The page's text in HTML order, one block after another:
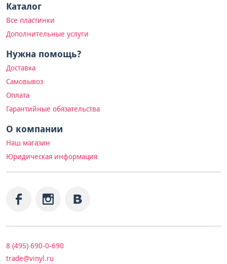
Каталог
Все пластинки
Дополнительные услуги
Нужна помощь?
Доставка
Самовывоз
Оплата
Гарантийные обязательства
О компании
Наш магазин
Юридическая информация
8 (495) 690-0-690
trade@vinyl.ru